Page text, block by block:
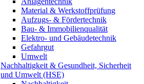
Material & Werkstoffprüfung
Aufzugs- & Fördertechnik
Bau- & Immobilienqualität
Elektro- und Gebäudetechnik
Gefahrgut
Umwelt
Nachhaltigkeit & Gesundheit, Sicherheit
und Umwelt (HSE)